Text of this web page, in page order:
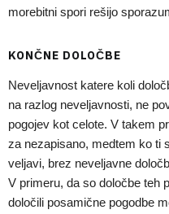
morebitni spori rešijo
KONČNE DOLOČBE
Neveljavnost katere koli
na razlog neveljavnosti, ne
pogojev kot celote. V takem
za nezapisano, medtem ko ti
veljavi, brez neveljavne
V primeru, da so določbe teh
določili posamične pogodbe